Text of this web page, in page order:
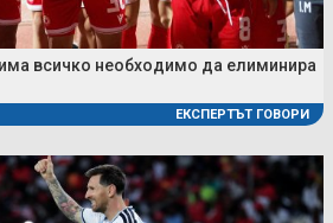
всичко необходимо да елиминира
ЕКСПЕРТЪТ ГОВОРИ